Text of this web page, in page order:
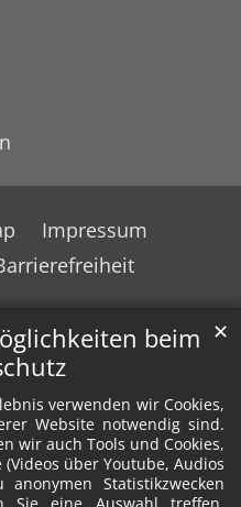
beim
verwenden wir Cookies,
Website notwendig sind.
wir auch Tools und Cookies,
über Youtube, Audios
Statistikzwecken
✕
Impressum